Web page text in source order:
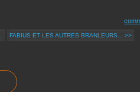
FABIUS ET LES AUTRES BRANLEURS... >>